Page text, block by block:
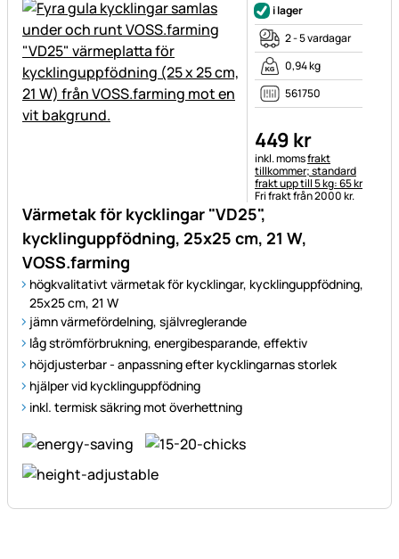
Värmetak för kycklingar "VD25",
kycklinguppfödning, 25x25 cm, 21 W,
VOSS.farming
högkvalitativt värmetak för kycklingar, kycklinguppfödning,
25x25 cm, 21 W
jämn värmefördelning, självreglerande
låg strömförbrukning, energibesparande, effektiv
höjdjusterbar - anpassning efter kycklingarnas storlek
hjälper vid kycklinguppfödning
inkl. termisk säkring mot överhettning
i lager
2 - 5 vardagar
0,94 kg
561750
449 kr
Skatteinformation:
inkl. momsfrakt
tillkommer; standard
frakt upp till 5 kg: 65 kr
Fri frakt från 2000 kr.